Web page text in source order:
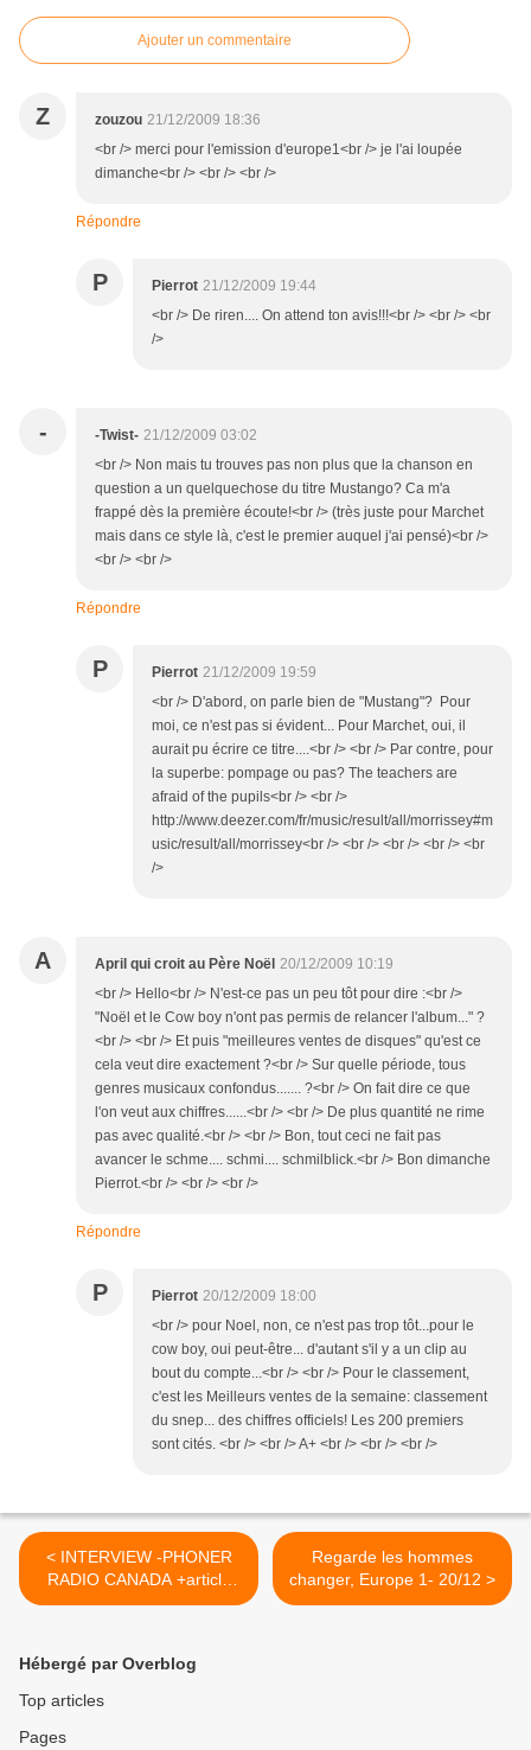
Ajouter un commentaire
Z zouzou 21/12/2009 18:36
<br /> merci pour l'emission d'europe1<br /> je l'ai loupée
dimanche<br /> <br /> <br />
Répondre
P Pierrot 21/12/2009 19:44
<br /> De riren.... On attend ton avis!!!<br /> <br /> <br
/>
- -Twist- 21/12/2009 03:02
<br /> Non mais tu trouves pas non plus que la chanson en
question a un quelquechose du titre Mustango? Ca m'a
frappé dès la première écoute!<br /> (très juste pour Marchet
mais dans ce style là, c'est le premier auquel j'ai pensé)<br />
<br /> <br />
Répondre
P Pierrot 21/12/2009 19:59
<br /> D'abord, on parle bien de "Mustang"? Pour
moi, ce n'est pas si évident... Pour Marchet, oui, il
aurait pu écrire ce titre....<br /> <br /> Par contre, pour
la superbe: pompage ou pas? The teachers are
afraid of the pupils<br /> <br />
http://www.deezer.com/fr/music/result/all/morrissey#m
usic/result/all/morrissey<br /> <br /> <br /> <br /> <br
/>
A April qui croit au Père Noël 20/12/2009 10:19
<br /> Hello<br /> N'est-ce pas un peu tôt pour dire :<br />
"Noël et le Cow boy n'ont pas permis de relancer l'album..." ?
<br /> <br /> Et puis "meilleures ventes de disques" qu'est ce
cela veut dire exactement ?<br /> Sur quelle période, tous
genres musicaux confondus....... ?<br /> On fait dire ce que
l'on veut aux chiffres......<br /> <br /> De plus quantité ne rime
pas avec qualité.<br /> <br /> Bon, tout ceci ne fait pas
avancer le schme.... schmi.... schmilblick.<br /> Bon dimanche
Pierrot.<br /> <br /> <br />
Répondre
P Pierrot 20/12/2009 18:00
<br /> pour Noel, non, ce n'est pas trop tôt...pour le
cow boy, oui peut-être... d'autant s'il y a un clip au
bout du compte...<br /> <br /> Pour le classement,
c'est les Meilleurs ventes de la semaine: classement
du snep... des chiffres officiels! Les 200 premiers
sont cités. <br /> <br /> A+ <br /> <br /> <br />
< INTERVIEW -PHONER
RADIO CANADA +article
blog
Regarde les hommes
changer, Europe 1- 20/12 >
Hébergé par Overblog
Top articles
Pages